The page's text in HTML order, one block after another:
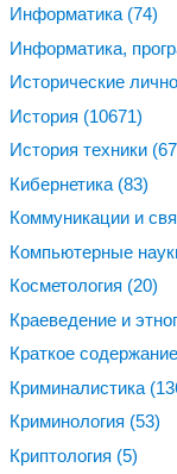
Информатика (74)
Информатика,
Исторические
История (10671)
История техники
Кибернетика (83)
Коммуникации и
Компьютерные
Косметология (20)
Краеведение и
Краткое
Криминалистика
Криминология (53)
Криптология (5)